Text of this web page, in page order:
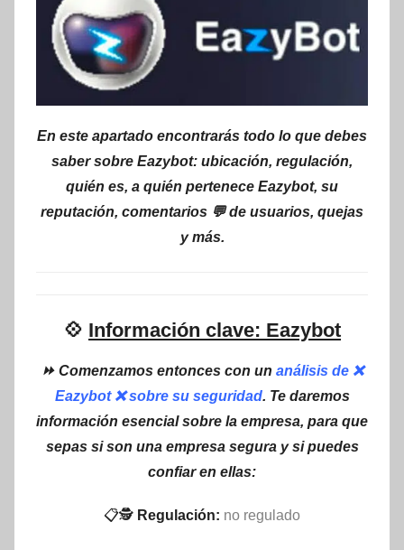
En este apartado encontrarás todo lo que debes
saber sobre Eazybot: ubicación, regulación,
quién es, a quién pertenece Eazybot, su
reputación, comentarios 💬 de usuarios, quejas
y más.
💠 Información clave: Eazybot
⏩ Comenzamos entonces con un análisis de ❌
Eazybot ❌ sobre su seguridad. Te daremos
información esencial sobre la empresa, para que
sepas si son una empresa segura y si puedes
confiar en ellas:
📋🕵 Regulación: no regulado